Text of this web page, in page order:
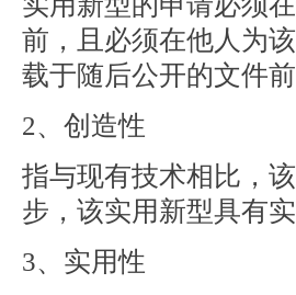
前，且必须在他人为
载于随后公开的文件前
2、创造性
指与现有技术相比，
步，该实用新型具有
3、实用性